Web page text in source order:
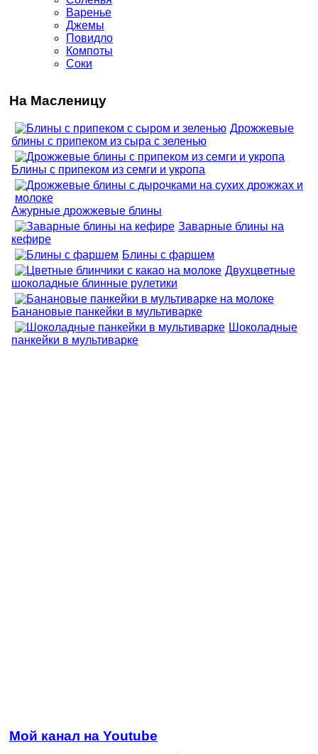
Варенье
Джемы
Повидло
Компоты
Соки
На Масленицу
Дрожжевые
блины с припеком из сыра с зеленью
Блины с припеком из семги и укропа
Ажурные дрожжевые блины
Заварные блины на
кефире
Блины с фаршем
Двухцветные
шоколадные блинные рулетики
Банановые панкейки в мультиварке
Шоколадные
панкейки в мультиварке
Мой канал на Youtube